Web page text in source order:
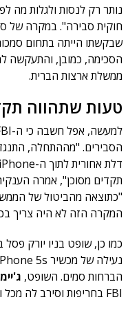
נותר רק לנסות ולגלות מה
שבקשתו הייתה בתחום
הסכימה, כמובן, והתעקשה
ממשלת ארצות הברית.
טעות שתהווה
תקדים מסוכן", אמרה
"כתוצאה מהביטול של
המקרה הזה לא היה צריך
הברחות סמים. השופט,
FBI בחריפות וסירב לה מכל וכל.